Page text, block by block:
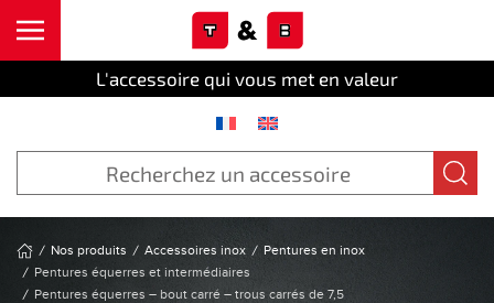
L'accessoire qui vous met en valeur
Nos produits Accessoires inox
Pentures en inox
Pentures équerres et intermédiaires
Pentures équerres – bout carré – trous carrés de 7,5
Cookies management panel